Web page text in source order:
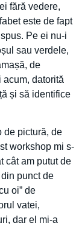
fără vedere,
este de fapt
Pe ei nu-i
sau verdele,
de
datorită
și să identifice
de pictură, de
workshop mi s-
cât am putut de
punct de
oi” de
vatei,
dar el mi-a